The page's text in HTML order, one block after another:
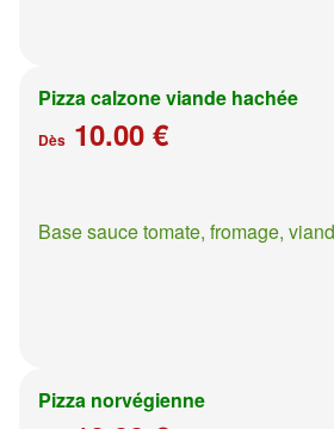
Pizza calzone viande hachée
Dès 10.00 €
Base sauce tomate, fromage,
Pizza norvégienne